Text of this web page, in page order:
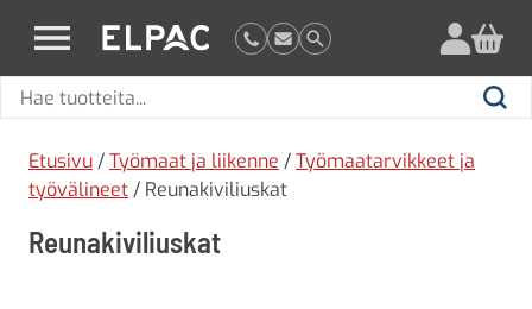
elpac.fi
Hae
Hae
Etusivu /Työmaat ja liikenne /Työmaatarvikkeet ja
työvälineet / Reunakiviliuskat
Reunakiviliuskat